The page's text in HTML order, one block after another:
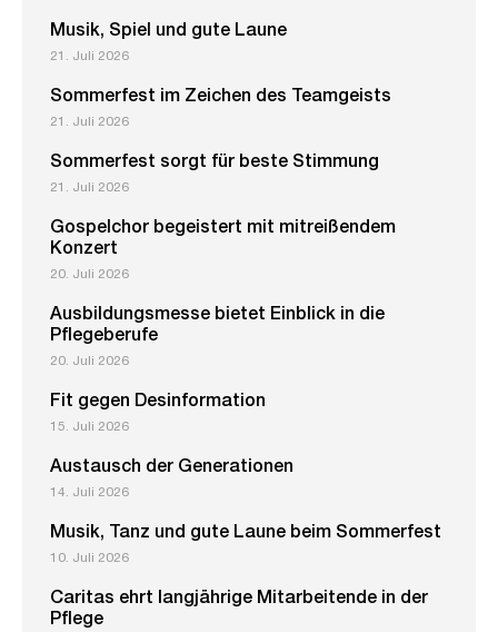
Musik, Spiel und gute Laune
21. Juli 2026
Sommerfest im Zeichen des Teamgeists
21. Juli 2026
Sommerfest sorgt für beste Stimmung
21. Juli 2026
Gospelchor begeistert mit mitreißendem
Konzert
20. Juli 2026
Ausbildungsmesse bietet Einblick in die
Pflegeberufe
20. Juli 2026
Fit gegen Desinformation
15. Juli 2026
Austausch der Generationen
14. Juli 2026
Musik, Tanz und gute Laune beim Sommerfest
10. Juli 2026
Caritas ehrt langjährige Mitarbeitende in der
Pflege